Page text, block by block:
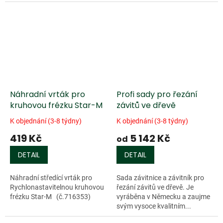
Náhradní vrták pro
kruhovou frézku Star-M
K objednání (3-8 týdny)
419 Kč
DETAIL
Náhradní středící vrták pro
Rychlonastavitelnou kruhovou
frézku Star-M (č.716353)
Profi sady pro řezání
závitů ve dřevě
K objednání (3-8 týdny)
od 5 142 Kč
DETAIL
Sada závitnice a závitník pro
řezání závitů ve dřevě. Je
vyráběna v Německu a zaujme
svým vysoce kvalitním...